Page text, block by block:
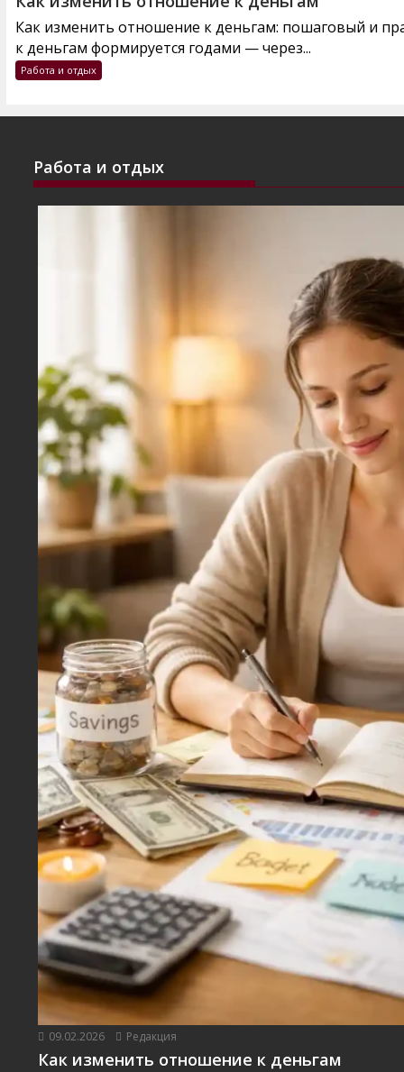
Как изменить отношение к деньгам: пошаговый и
к деньгам формируется годами — через...
Работа и отдых
Работа и отдых
09.02.2026 Редакция
Как изменить отношение к деньгам